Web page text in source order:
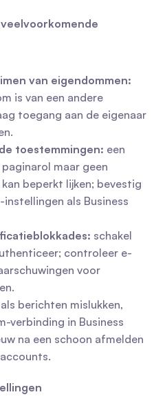
van eigendommen:
is van een andere
toegang aan de eigenaar
toestemmingen: een
maar geen
beperkt lijken; bevestig
als Business
schakel
controleer e-
voor
als berichten mislukken,
verbinding in Business
na een schoon afmelden